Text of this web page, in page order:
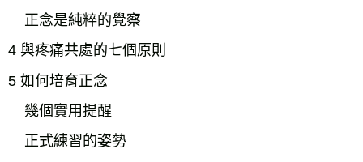
正念是純粹的覺察
4 與疼痛共處的七個原則
5 如何培育正念
幾個實用提醒
正式練習的姿勢